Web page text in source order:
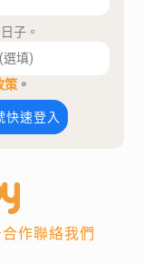
子。
策 。
快速登入
作聯絡我們